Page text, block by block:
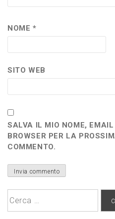
NOME *
SITO WEB
SALVA IL MIO NOME,
BROWSER PER LA
COMMENTO.